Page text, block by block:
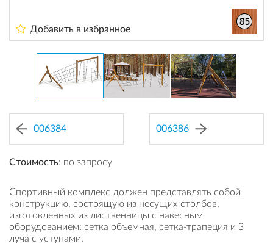
Добавить в избранное
006384 006386
Стоимость: по запросу
Спортивный комплекс должен представлять собой
конструкцию, состоящую из несущих столбов,
изготовленных из лиственницы с навесным
оборудованием: сетка объемная, сетка-трапеция и 3
луча с уступами.